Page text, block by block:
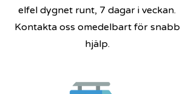
elfel dygnet runt, 7 dagar i veckan.
Kontakta oss omedelbart för snabb
hjälp.